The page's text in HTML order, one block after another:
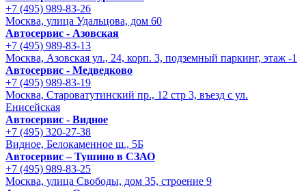
+7 (495) 989-83-26
Москва, улица Удальцова, дом 60
Автосервис - Азовская
+7 (495) 989-83-13
Москва, Азовская ул., 24, корп. 3, подземный паркинг, этаж -1
Автосервис - Медведково
+7 (495) 989-83-19
Москва, Староватутинский пр., 12 стр 3, въезд с ул.
Енисейская
Автосервис - Видное
+7 (495) 320-27-38
Видное, Белокаменное ш., 5Б
Автосервис – Тушино в СЗАО
+7 (495) 989-83-25
Москва, улица Свободы, дом 35, строение 9